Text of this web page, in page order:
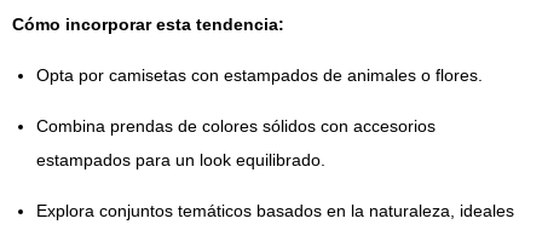
Cómo incorporar esta tendencia:
Opta por camisetas con estampados de animales o flores.
Combina prendas de colores sólidos con accesorios
estampados para un look equilibrado.
Explora conjuntos temáticos basados en la naturaleza, ideales